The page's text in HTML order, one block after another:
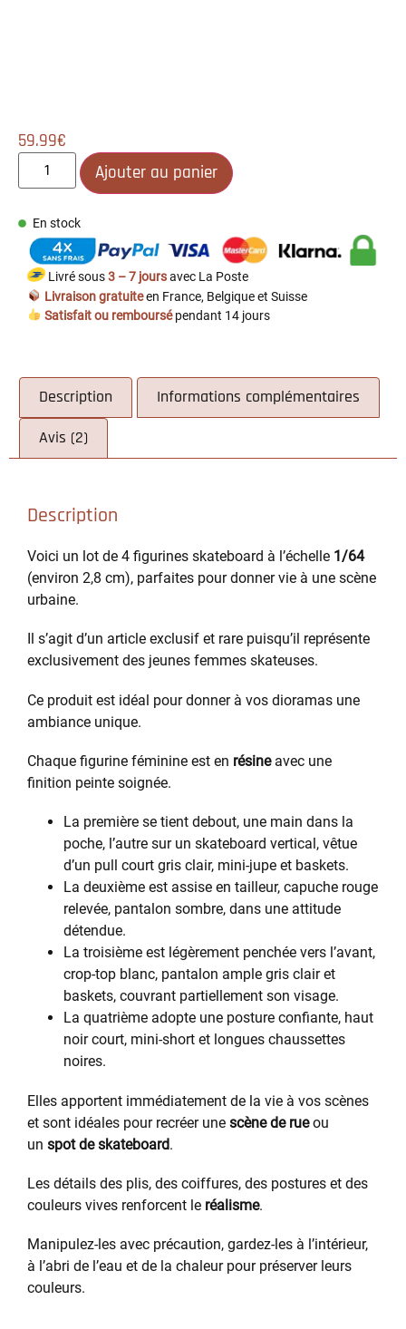
59.99€
Ajouter au panier
En stock
Livré sous3 – 7 joursavec La Poste
Livraison gratuiteen France, Belgique et Suisse
Satisfait ou remboursépendant 14 jours
Description Informations complémentaires
Avis (2)
Description
Voici un lot de 4 figurines skateboard à l’échelle 1/64
(environ 2,8 cm), parfaites pour donner vie à une scène
urbaine.
Il s’agit d’un article exclusif et rare puisqu’il représente
exclusivement des jeunes femmes skateuses.
Ce produit est idéal pour donner à vos dioramas une
ambiance unique.
Chaque figurine féminine est en résineavec une
finition peinte soignée.
La première se tient debout, une main dans la
poche, l’autre sur un skateboard vertical, vêtue
d’un pull court gris clair, mini-jupe et baskets.
La deuxième est assise en tailleur, capuche rouge
relevée, pantalon sombre, dans une attitude
détendue.
La troisième est légèrement penchée vers l’avant,
crop-top blanc, pantalon ample gris clair et
baskets, couvrant partiellement son visage.
La quatrième adopte une posture confiante, haut
noir court, mini-short et longues chaussettes
noires.
Elles apportent immédiatement de la vie à vos scènes
et sont idéales pour recréer une scène de rueou
un spot de skateboard.
Les détails des plis, des coiffures, des postures et des
couleurs vives renforcent le réalisme.
Manipulez-les avec précaution, gardez-les à l’intérieur,
à l’abri de l’eau et de la chaleur pour préserver leurs
couleurs.